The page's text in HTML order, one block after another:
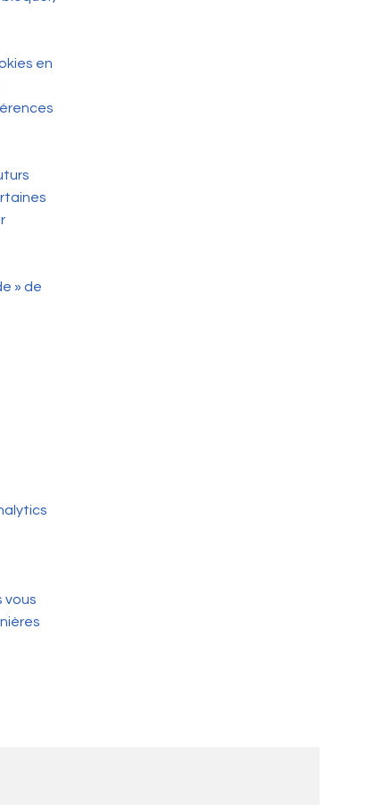
en
» de
vous